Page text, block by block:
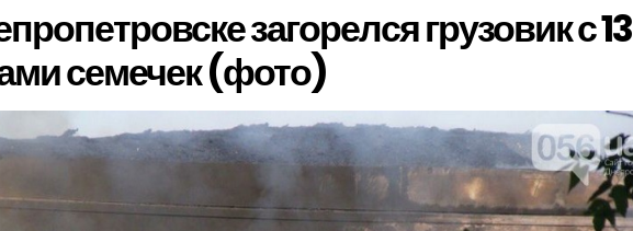
загорелся грузовик с 13
семечек (фото)